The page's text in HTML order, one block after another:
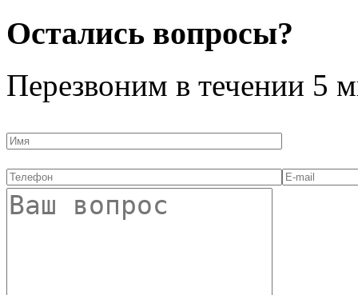
Остались вопросы?
Перезвоним в течении 5